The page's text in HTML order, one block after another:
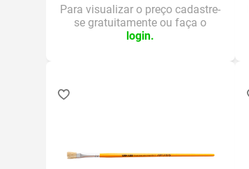
Para visualizar o preço cadastre-
se gratuitamente ou faça o
login.